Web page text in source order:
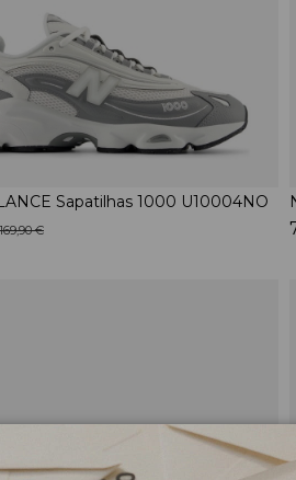
Sapatilhas 1000 U10004NO
169,90 €